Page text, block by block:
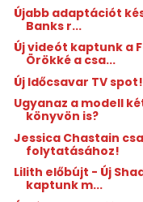
Újabb adaptációt
Banks r...
Új videót kaptunk a
Örökké a csa...
Új Időcsavar TV spot!
Ugyanaz a modell
könyvön is?
Jessica Chastain
folytatásához!
Lilith előbújt - Új
kaptunk m...